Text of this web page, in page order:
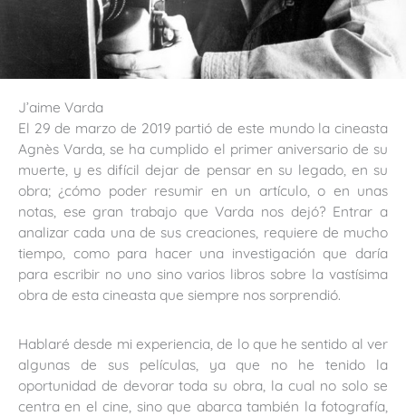
J’aime Varda
El 29 de marzo de 2019 partió de este mundo la cineasta
Agnès Varda, se ha cumplido el primer aniversario de su
muerte, y es difícil dejar de pensar en su legado, en su
obra; ¿cómo poder resumir en un artículo, o en unas
notas, ese gran trabajo que Varda nos dejó? Entrar a
analizar cada una de sus creaciones, requiere de mucho
tiempo, como para hacer una investigación que daría
para escribir no uno sino varios libros sobre la vastísima
obra de esta cineasta que siempre nos sorprendió.
Hablaré desde mi experiencia, de lo que he sentido al ver
algunas de sus películas, ya que no he tenido la
oportunidad de devorar toda su obra, la cual no solo se
centra en el cine, sino que abarca también la fotografía,